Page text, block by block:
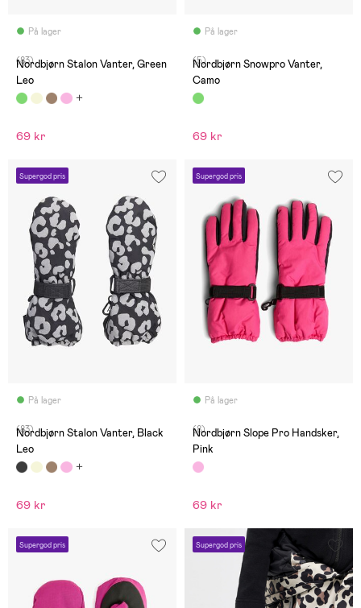
På lager
(83)
Nordbjørn Stalon Vanter, Green
Leo
69 kr
På lager
(5)
Nordbjørn Snowpro Vanter,
Camo
69 kr
Supergod pris
På lager
(83)
Nordbjørn Stalon Vanter, Black
Leo
69 kr
Supergod pris
På lager
(8)
Nordbjørn Slope Pro Handsker,
Pink
69 kr
Supergod pris Supergod pris